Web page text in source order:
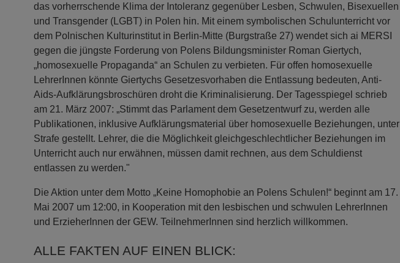
das vorherrschende Klima der Intoleranz gegenüber Lesben, Schwulen, Bisexuellen
und Transgender (LGBT) in Polen hin. Mit einem symbolischen Schulunterricht vor
dem Polnischen Kulturinstitut in Berlin-Mitte (Burgstraße 27) wendet sich ai MERSI
gegen die jüngste Forderung von Polens Bildungsminister Roman Giertych,
„homosexuelle Propaganda“ an Schulen zu verbieten. Für offen homosexuelle
LehrerInnen könnte Giertychs Gesetzesvorhaben die Entlassung bedeuten, Anti-
Aids-Aufklärungsbroschüren droht die Kriminalisierung. Der Tagesspiegel schrieb
am 21. März 2007: „Stimmt das Parlament dem Gesetzentwurf zu, werden alle
Publikationen, inklusive Aufklärungsmaterial über homosexuelle Beziehungen, unter
Strafe gestellt. Lehrer, die die Möglichkeit gleichgeschlechtlicher Beziehungen im
Unterricht auch nur erwähnen, müssen damit rechnen, aus dem Schuldienst
entlassen zu werden."
Die Aktion unter dem Motto „Keine Homophobie an Polens Schulen!“ beginnt am 17.
Mai 2007 um 12:00, in Kooperation mit den lesbischen und schwulen LehrerInnen
und ErzieherInnen der GEW. TeilnehmerInnen sind herzlich willkommen.
ALLE FAKTEN AUF EINEN BLICK: